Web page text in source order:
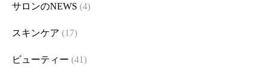
サロンのNEWS (4)
スキンケア (17)
ビューティー (41)